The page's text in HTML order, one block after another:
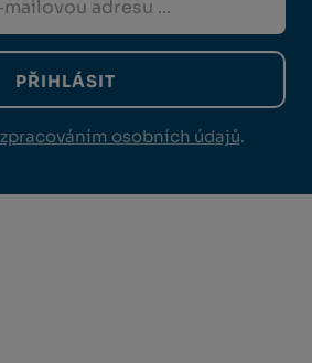
PŘIHLÁSIT
zpracováním osobních údajů.